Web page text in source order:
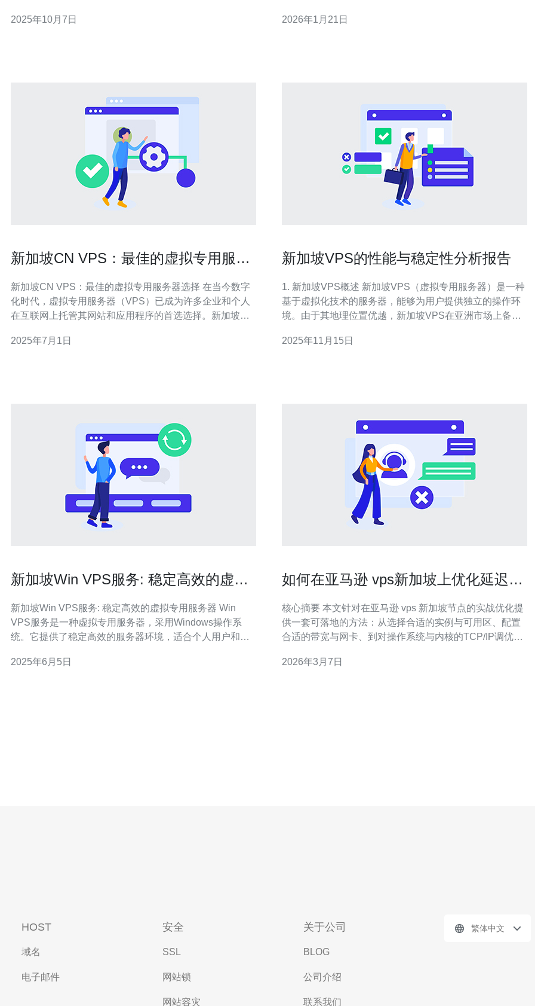
VPS则为每个用户分配独立的资源，确保更好的性能和安
2025年10月7日
较，帮助你选择最适合你的服务。 1. 服务商选择 首先，我
2026年1月21日
新加坡CN VPS：最佳的虚拟专用服务
新加坡CN VPS：最佳的虚拟专用服务器选择 在当今数字
化时代，虚拟专用服务器（VPS）已成为许多企业和个人
在互联网上托管其网站和应用程序的首选选择。新加坡CN
和安全性的虚拟专用服务器服务。 新加坡CN VPS使用先
2025年7月1日
新加坡VPS的性能与稳定性分析报告
1. 新加坡VPS概述 新加坡VPS（虚拟专用服务器）是一种
基于虚拟化技术的服务器，能够为用户提供独立的操作环
境。由于其地理位置优越，新加坡VPS在亚洲市场上备受
准备工作 在进行性能测试之前，首先需要准备以下工具和
2025年11月15日
新加坡Win VPS服务: 稳定高效的虚拟
新加坡Win VPS服务: 稳定高效的虚拟专用服务器 Win
VPS服务是一种虚拟专用服务器，采用Windows操作系
统。它提供了稳定高效的服务器环境，适合个人用户和企
置优越：新加坡位于亚洲心脏地带，拥有先进的网络基础
2025年6月5日
如何在亚马逊 vps新加坡上优化延迟和
核心摘要 本文针对在亚马逊 vps 新加坡节点的实战优化提
供一套可落地的方法：从选择合适的实例与可用区、配置
合适的带宽与网卡、到对操作系统与内核的TCP/IP调优、
的网络参数、MTU与队列设置、以及智能的DNS与域名解
2026年3月7日
HOST
域名
电子邮件
安全
SSL
网站锁
网站容灾
关于公司
BLOG
公司介绍
联系我们
繁体中文